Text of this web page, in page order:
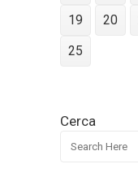
19
20
25
Cerca